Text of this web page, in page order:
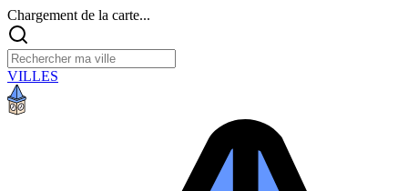
Chargement de la carte...
VILLES